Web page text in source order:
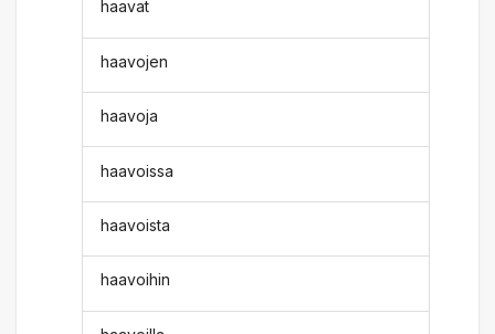
haavat
haavojen
haavoja
haavoissa
haavoista
haavoihin